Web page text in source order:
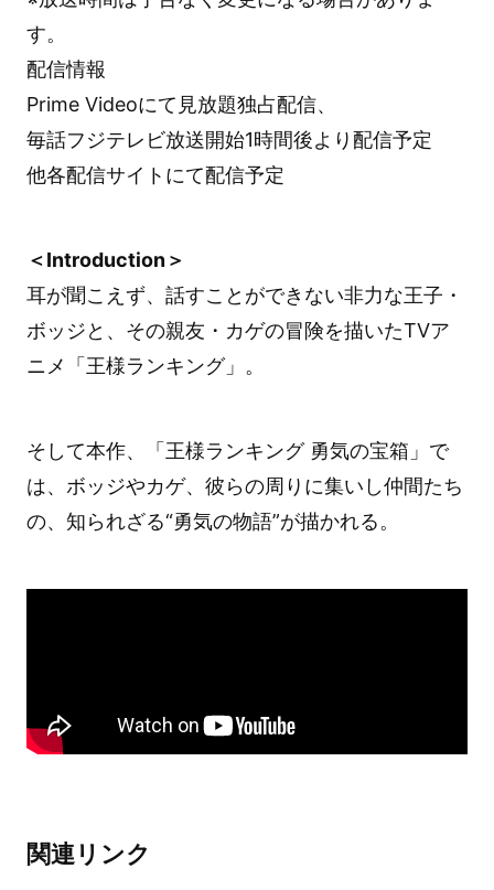
す。
配信情報
Prime Videoにて見放題独占配信、
毎話フジテレビ放送開始1時間後より配信予定
他各配信サイトにて配信予定
＜Introduction＞
耳が聞こえず、話すことができない非力な王子・
ボッジと、その親友・カゲの冒険を描いたTVア
ニメ「王様ランキング」。
そして本作、「王様ランキング 勇気の宝箱」で
は、ボッジやカゲ、彼らの周りに集いし仲間たち
の、知られざる“勇気の物語”が描かれる。
関連リンク